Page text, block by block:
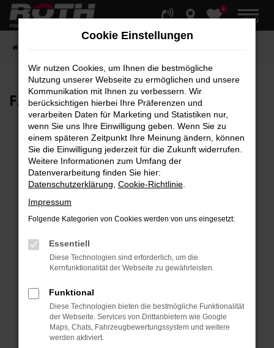
Zum
Hauptinhalt
0
MENÜ
FAHRZEUG-SHOWROOM
Fehler: Network Error
Beim Laden ist ein Fehler aufgetreten.
Hier sind ein paar Tipps, die dir helfen können:
Überprüfe deine Firewall und deine
Laden andere Webseiten, zum Beispiel deine
Suchmaschine?
Prüfe deine Browsererweiterungen.
Manche Erweiterungen, wie Werbeblocker,
können das Laden bestimmter Seiten
verhindern. Funktioniert die Seite in einem
anderen Browser oder in einem privaten
Fenster?
Cookie Einstellungen
Wir nutzen Cookies, um Ihnen die bestmögliche
Nutzung unserer Webseite zu ermöglichen und unsere
Kommunikation mit Ihnen zu verbessern. Wir
berücksichtigen hierbei Ihre Präferenzen und
verarbeiten Daten für Marketing und Statistiken nur,
wenn Sie uns Ihre Einwilligung geben. Wenn Sie zu
einem späteren Zeitpunkt Ihre Meinung ändern, können
Sie die Einwilligung jederzeit für die Zukunft widerrufen.
Weitere Informationen zum Umfang der
Datenverarbeitung finden Sie hier:
Datenschutzerklärung Cookie-Richtlinie
Impressum
Folgende Kategorien von Cookies werden von uns eingesetzt:
Essentiell
Diese Technologien sind erforderlich, um die
Kernfunktionalität der Webseite zu gewährleisten.
Funktional
Diese Technologien bieten die bestmögliche Funktionalität
der Webseite. Services von Drittanbietern wie Google
Maps, Chats, Fahrzeugbewertungssystem und weitere
werden aktiviert.